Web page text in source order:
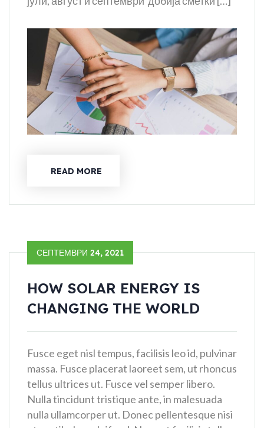
READ MORE
СЕПТЕМВРИ 24, 2021
HOW SOLAR ENERGY IS
CHANGING THE WORLD
Fusce eget nisl tempus, facilisis leo id, pulvinar
massa. Fusce placerat laoreet sem, ut rhoncus
tellus ultrices ut. Fusce vel semper libero.
Nulla tincidunt tristique ante, in malesuada
nulla ullamcorper ut. Donec pellentesque nisi